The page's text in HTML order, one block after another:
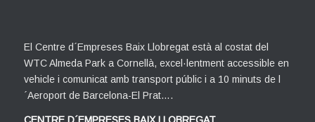
El Centre d´Empreses Baix Llobregat està al costat del
WTC Almeda Park a Cornellà, excel·lentment accessible en
vehicle i comunicat amb transport públic i a 10 minuts de l
´Aeroport de Barcelona-El Prat….
CENTRE D´EMPRESES BAIX LLOBREGAT